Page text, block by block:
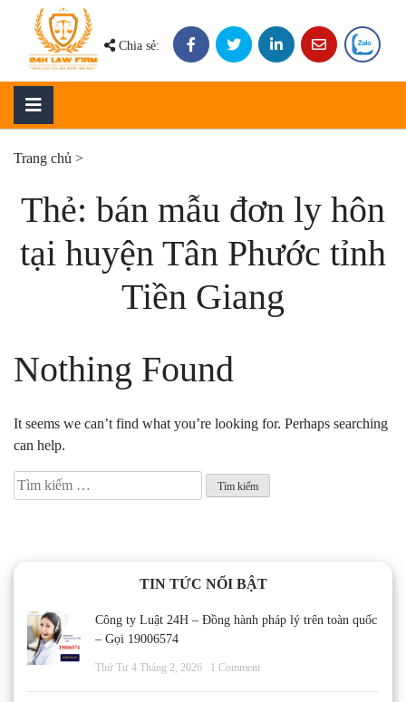
content
Chia sẻ:
Trang chủ >
Thẻ: bán mẫu đơn ly hôn
tại huyện Tân Phước tỉnh
Tiền Giang
Nothing Found
It seems we can’t find what you’re looking for. Perhaps searching
can help.
Tìm
kiếm
TIN TỨC NỔI BẬT
Công ty Luật 24H – Đồng hành pháp lý trên toàn quốc
– Gọi 19006574
Thứ Tư 4 Tháng 2, 2026 1 Comment